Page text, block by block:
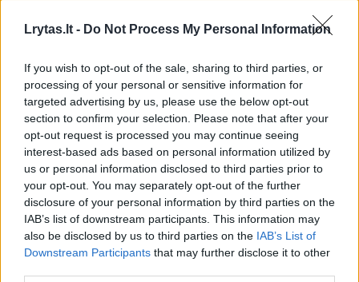
Lrytas.lt - Do Not Process My Personal Information
If you wish to opt-out of the sale, sharing to third parties, or
processing of your personal or sensitive information for
targeted advertising by us, please use the below opt-out
section to confirm your selection. Please note that after your
opt-out request is processed you may continue seeing
interest-based ads based on personal information utilized by
us or personal information disclosed to third parties prior to
your opt-out. You may separately opt-out of the further
disclosure of your personal information by third parties on the
IAB’s list of downstream participants. This information may
also be disclosed by us to third parties on the IAB’s List of
Downstream Participants that may further disclose it to other
Žygį per Lietuvą įpusėję
mokytojai – apie netikėtas
reakcijas: žmonės laukia
šalikelėse, automobiliai
signalizuoja
I.
su
girdėjo,
→
„Ši Vyriausybė, rengdama visus savo